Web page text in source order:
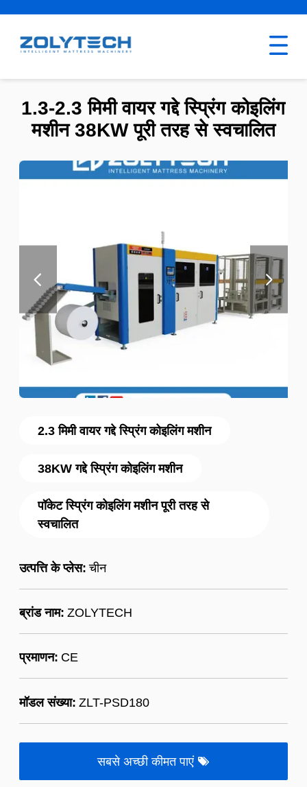
2.3 मिमी वायर गद्दे स्प्रिंग कोइलिंग मशीन
38KW गद्दे स्प्रिंग कोइलिंग मशीन
पॉकेट स्प्रिंग कोइलिंग मशीन पूरी तरह से
स्वचालित
उत्पत्ति के प्लेस: चीन
ब्रांड नाम: ZOLYTECH
प्रमाणन: CE
मॉडल संख्या: ZLT-PSD180
सबसे अच्छी कीमत पाएं
1.3-2.3 मिमी वायर गद्दे स्प्रिंग कोइलिंग
मशीन 38KW पूरी तरह से स्वचालित